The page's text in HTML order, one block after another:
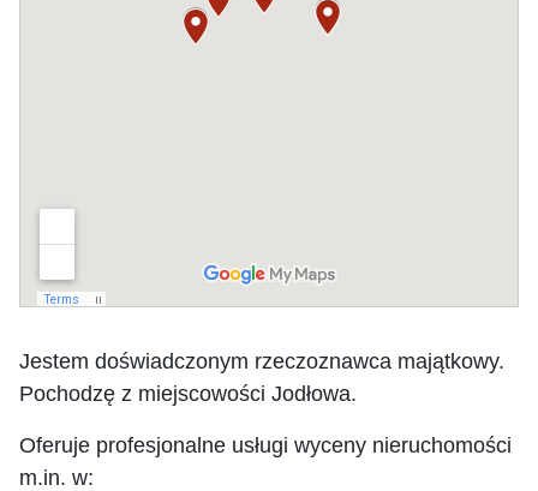
Jestem doświadczonym rzeczoznawca majątkowy.
Pochodzę z miejscowości Jodłowa.
Oferuje profesjonalne usługi wyceny nieruchomości
m.in. w: